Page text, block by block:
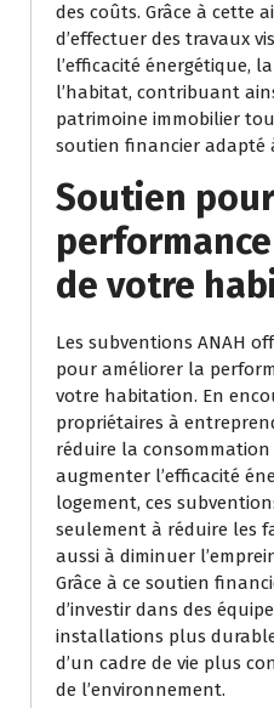
des coûts. Grâce à cette
d’effectuer des travaux
l’efficacité énergétique,
l’habitat, contribuant
patrimoine immobilier
soutien financier adapté
Soutien
de votre
Les subventions ANAH
pour améliorer la
votre habitation. En
propriétaires à
réduire la consommation
augmenter l’efficacité
logement, ces
seulement à réduire les
aussi à diminuer
Grâce à ce soutien
d’investir dans des
installations plus
d’un cadre de vie plus
de l’environnement.